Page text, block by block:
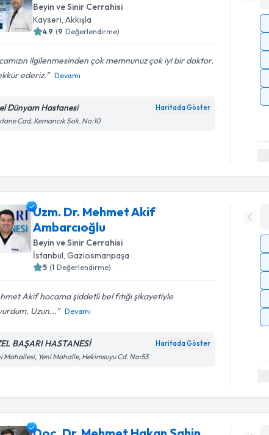
Beyin ve Sinir Cerrahisi
Kayseri ,Akkışla
4.9 (9 Değerlendirme)
ilgilenmesinden çok memnunuz çok iyi bir doktor.
ederiz.
Devamı
Dünyam Hastanesi Haritada Göster
Cad. Kemancık Sok. No:10
Uzm. Dr. Mehmet Akif
Ambarcıoğlu
Beyin ve Sinir Cerrahisi
İstanbul,Gaziosmanpaşa
5 (1 Değerlendirme)
Akif hocama şiddetli bel fıtığı şikayetiyle
Uzun...
Devamı
BAŞARI HASTANESİ Haritada Göster
Mahallesi, Yeni Mahalle, Hekimsuyu Cd. No:53